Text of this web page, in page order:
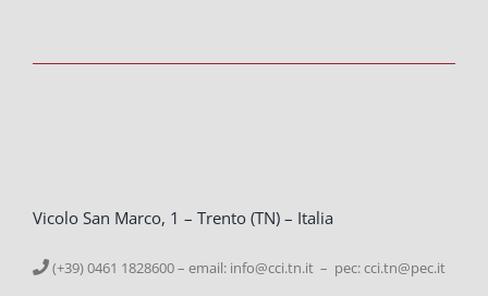
Vicolo San Marco, 1 – Trento (TN) – Italia
(+39) 0461 1828600 – email: info@cci.tn.it – pec: cci.tn@pec.it